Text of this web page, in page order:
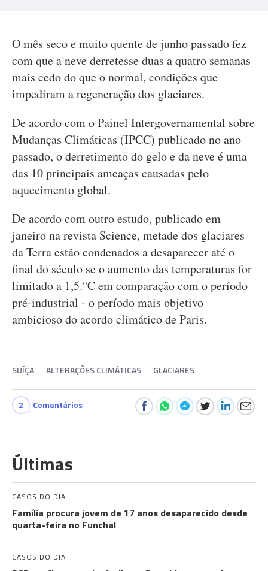
O mês seco e muito quente de junho passado fez
com que a neve derretesse duas a quatro semanas
mais cedo do que o normal, condições que
impediram a regeneração dos glaciares.
De acordo com o Painel Intergovernamental sobre
Mudanças Climáticas (IPCC) publicado no ano
passado, o derretimento do gelo e da neve é uma
das 10 principais ameaças causadas pelo
aquecimento global.
De acordo com outro estudo, publicado em
janeiro na revista Science, metade dos glaciares
da Terra estão condenados a desaparecer até o
final do século se o aumento das temperaturas for
limitado a 1,5.°C em comparação com o período
pré-industrial - o período mais objetivo
ambicioso do acordo climático de Paris.
SUÍÇA ALTERAÇÕES CLIMÁTICAS GLACIARES
2 Comentários
Últimas
CASOS DO DIA
Família procura jovem de 17 anos desaparecido desde
quarta-feira no Funchal
CASOS DO DIA